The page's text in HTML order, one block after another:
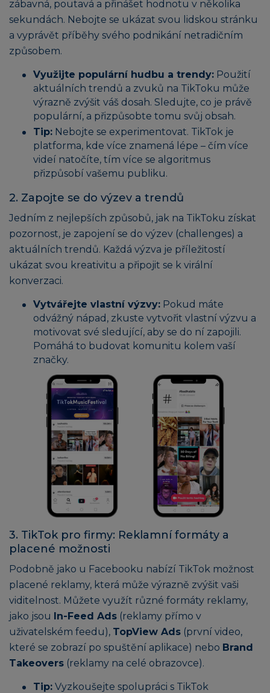
zábavná, poutavá a přinášet hodnotu v několika
sekundách. Nebojte se ukázat svou lidskou stránku
a vyprávět příběhy svého podnikání netradičním
způsobem.
Využijte populární hudbu a trendy: Použití
aktuálních trendů a zvuků na TikToku může
výrazně zvýšit váš dosah. Sledujte, co je právě
populární, a přizpůsobte tomu svůj obsah.
Tip: Nebojte se experimentovat. TikTok je
platforma, kde více znamená lépe – čím více
videí natočíte, tím více se algoritmus
přizpůsobí vašemu publiku.
2. Zapojte se do výzev a trendů
Jedním z nejlepších způsobů, jak na TikToku získat
pozornost, je zapojení se do výzev (challenges) a
aktuálních trendů. Každá výzva je příležitostí
ukázat svou kreativitu a připojit se k virální
konverzaci.
Vytvářejte vlastní výzvy: Pokud máte
odvážný nápad, zkuste vytvořit vlastní výzvu a
motivovat své sledující, aby se do ní zapojili.
Pomáhá to budovat komunitu kolem vaší
značky.
3. TikTok pro firmy: Reklamní formáty a
placené možnosti
Podobně jako u Facebooku nabízí TikTok možnost
placené reklamy, která může výrazně zvýšit vaši
viditelnost. Můžete využít různé formáty reklamy,
jako jsou
In-Feed Ads (reklamy přímo v
uživatelském feedu), TopView Ads (první video,
které se zobrazí po spuštění aplikace) nebo Brand
Takeovers (reklamy na celé obrazovce).
Tip: Vyzkoušejte spolupráci s TikTok